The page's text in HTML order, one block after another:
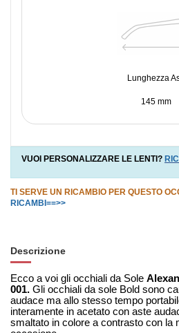
Lunghezza
145 mm
VUOI PERSONALIZZARE LE LENTI?
TI SERVE UN RICAMBIO PER QUESTO
RICAMBI==>>
Descrizione
Ecco a voi gli occhiali da Sole
001. Gli occhiali da sole Bold sono
audace ma allo stesso tempo
interamente in acetato con aste
smaltato in colore a contrasto con la